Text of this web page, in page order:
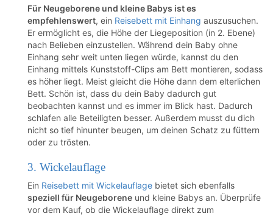
Für Neugeborene und kleine Babys ist es
empfehlenswert, ein Reisebett mit Einhang auszusuchen.
Er ermöglicht es, die Höhe der Liegeposition (in 2. Ebene)
nach Belieben einzustellen. Während dein Baby ohne
Einhang sehr weit unten liegen würde, kannst du den
Einhang mittels Kunststoff-Clips am Bett montieren, sodass
es höher liegt. Meist gleicht die Höhe dann dem elterlichen
Bett. Schön ist, dass du dein Baby dadurch gut
beobachten kannst und es immer im Blick hast. Dadurch
schlafen alle Beteiligten besser. Außerdem musst du dich
nicht so tief hinunter beugen, um deinen Schatz zu füttern
oder zu trösten.
3. Wickelauflage
Ein Reisebett mit Wickelauflage bietet sich ebenfalls
speziell für Neugeborene und kleine Babys an. Überprüfe
vor dem Kauf, ob die Wickelauflage direkt zum